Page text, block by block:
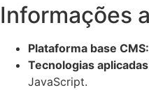
Informações
Plataforma base CMS:
Tecnologias
JavaScript.